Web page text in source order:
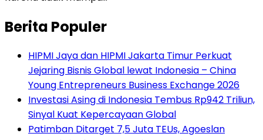
Berita Populer
HIPMI Jaya dan HIPMI Jakarta Timur Perkuat
Jejaring Bisnis Global lewat Indonesia – China
Young Entrepreneurs Business Exchange 2026
Investasi Asing di Indonesia Tembus Rp942 Triliun,
Sinyal Kuat Kepercayaan Global
Patimban Ditarget 7,5 Juta TEUs, Agoeslan